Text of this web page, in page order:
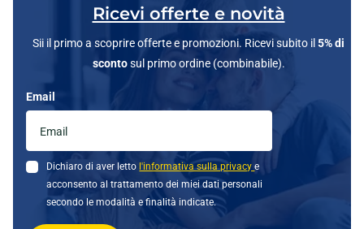
Ricevi offerte e novità
Sii il primo a scoprire offerte e promozioni. Ricevi subito il 5% di
scontosul primo ordine (combinabile).
Email
Dichiaro di aver letto l'informativa sulla privacye
acconsento al trattamento dei miei dati personali
secondo le modalità e finalità indicate.